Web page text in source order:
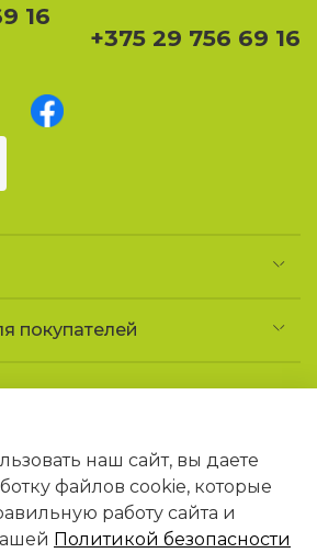
покупателей
223141 Минская обл.,
1 «ДТ Гайна»
РБ с 09.02.2026 N768406
16
+375 29 756 69 16
наш сайт, вы даете
файлов cookie, которые
работу сайта и
Политикой безопасности